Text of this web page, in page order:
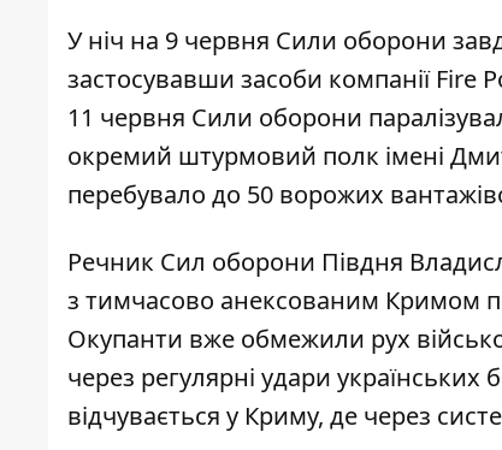
У ніч на 9 червня Сили оборони
застосувавши засоби компанії Fire
11 червня Сили оборони
окремий штурмовий полк імені
перебувало до 50 ворожих
Речник Сил оборони Півдня
з тимчасово анексованим Кримом
Окупанти вже обмежили рух
через регулярні удари українських
відчувається у Криму, де через